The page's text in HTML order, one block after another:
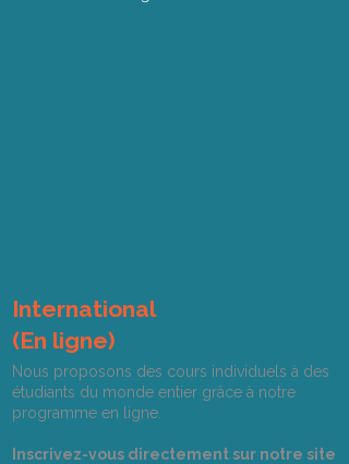
International
(En ligne)
Nous proposons des cours individuels à des
étudiants du monde entier grâce à notre
programme en ligne.
Inscrivez-vous directement sur notre site